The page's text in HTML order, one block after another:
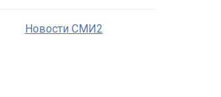
Новости СМИ2